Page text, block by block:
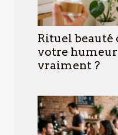
Rituel beauté
votre
vraiment ?